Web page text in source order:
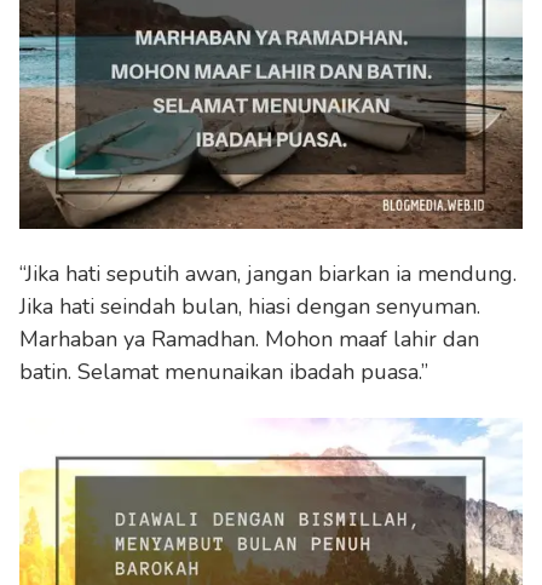
“Jika hati seputih awan, jangan biarkan ia mendung.
Jika hati seindah bulan, hiasi dengan senyuman.
Marhaban ya Ramadhan. Mohon maaf lahir dan
batin. Selamat menunaikan ibadah puasa.”